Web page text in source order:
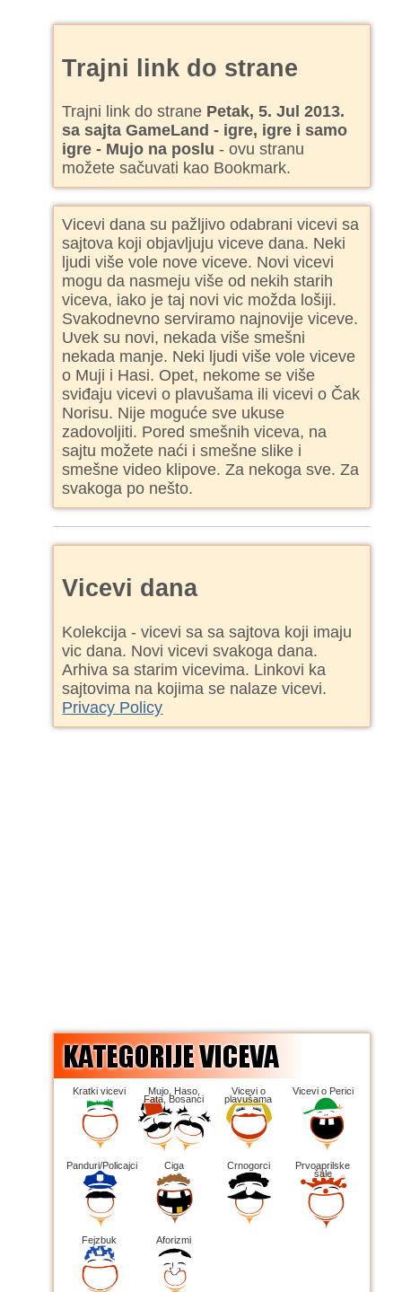
Trajni link do strane
Trajni link do strane Petak, 5. Jul 2013.
sa sajta GameLand - igre, igre i samo
igre - Mujo na poslu - ovu stranu
možete sačuvati kao Bookmark.
Vicevi dana su pažljivo odabrani vicevi sa
sajtova koji objavljuju viceve dana. Neki
ljudi više vole nove viceve. Novi vicevi
mogu da nasmeju više od nekih starih
viceva, iako je taj novi vic možda lošiji.
Svakodnevno serviramo najnovije viceve.
Uvek su novi, nekada više smešni
nekada manje. Neki ljudi više vole viceve
o Muji i Hasi. Opet, nekome se više
sviđaju vicevi o plavušama ili vicevi o Čak
Norisu. Nije moguće sve ukuse
zadovoljiti. Pored smešnih viceva, na
sajtu možete naći i smešne slike i
smešne video klipove. Za nekoga sve. Za
svakoga po nešto.
Vicevi dana
Kolekcija - vicevi sa sa sajtova koji imaju
vic dana. Novi vicevi svakoga dana.
Arhiva sa starim vicevima. Linkovi ka
sajtovima na kojima se nalaze vicevi.
Privacy Policy
Kratki vicevi Mujo, Haso,
Fata, Bosanci
Vicevi o
plavušama
Vicevi o Perici
Panduri/Policajci Ciga Crnogorci Prvoaprilske
šale
Fejzbuk Aforizmi